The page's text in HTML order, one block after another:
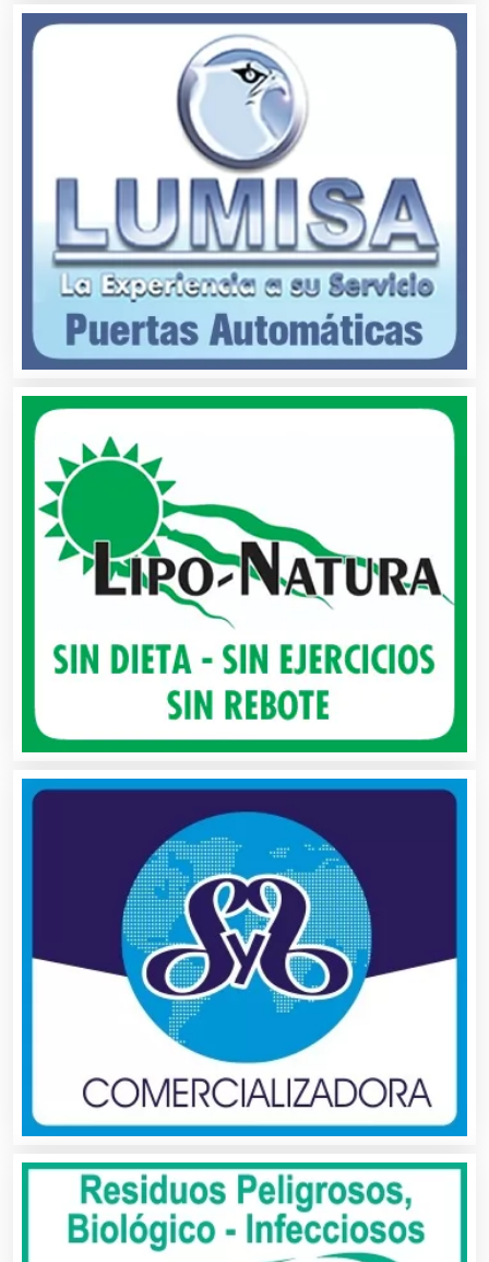
Artículos Deportivos
Artículos Importados
Artículos para el Hogar
Artículos para Regalos
Artículos Publicitarios
Aseguradoras
Asesores Técnicos
Asesoría Fiscal
Asociaciones Civiles
Asociaciones Empresariales
Audio, Sonido e Iluminación
Audios para Eventos
Autobuses